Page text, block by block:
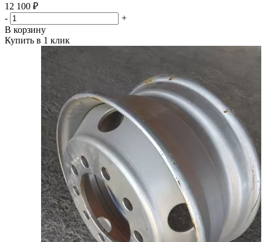
12 100 ₽
-
+
В корзину
Купить в 1 клик